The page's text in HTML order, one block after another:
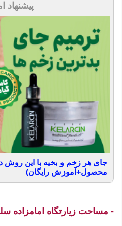
پیشنهاد
محصول+آموزش رایگان)
- مساحت زیارتگاه امامزاده